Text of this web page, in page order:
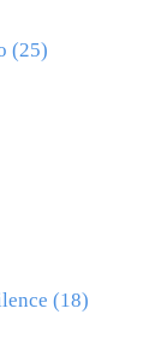
(25)
(18)